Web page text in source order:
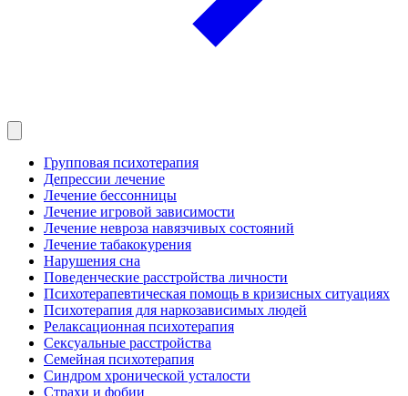
Групповая психотерапия
Депрессии лечение
Лечение бессонницы
Лечение игровой зависимости
Лечение невроза навязчивых состояний
Лечение табакокурения
Нарушения сна
Поведенческие расстройства личности
Психотерапевтическая помощь в кризисных ситуациях
Психотерапия для наркозависимых людей
Релаксационная психотерапия
Сексуальные расстройства
Семейная психотерапия
Синдром хронической усталости
Страхи и фобии